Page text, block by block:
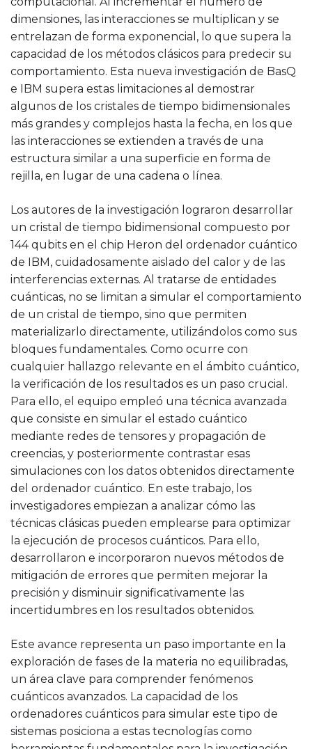
dimensiones, las interacciones se multiplican y se
entrelazan de forma exponencial, lo que supera la
capacidad de los métodos clásicos para predecir su
comportamiento. Esta nueva investigación de BasQ
e IBM supera estas limitaciones al demostrar
algunos de los cristales de tiempo bidimensionales
más grandes y complejos hasta la fecha, en los que
las interacciones se extienden a través de una
estructura similar a una superficie en forma de
rejilla, en lugar de una cadena o línea.
Los autores de la investigación lograron desarrollar
un cristal de tiempo bidimensional compuesto por
144 qubits en el chip Heron del ordenador cuántico
de IBM, cuidadosamente aislado del calor y de las
interferencias externas. Al tratarse de entidades
cuánticas, no se limitan a simular el comportamiento
de un cristal de tiempo, sino que permiten
materializarlo directamente, utilizándolos como sus
bloques fundamentales. Como ocurre con
cualquier hallazgo relevante en el ámbito cuántico,
la verificación de los resultados es un paso crucial.
Para ello, el equipo empleó una técnica avanzada
que consiste en simular el estado cuántico
mediante redes de tensores y propagación de
creencias, y posteriormente contrastar esas
simulaciones con los datos obtenidos directamente
del ordenador cuántico. En este trabajo, los
investigadores empiezan a analizar cómo las
técnicas clásicas pueden emplearse para optimizar
la ejecución de procesos cuánticos. Para ello,
desarrollaron e incorporaron nuevos métodos de
mitigación de errores que permiten mejorar la
precisión y disminuir significativamente las
incertidumbres en los resultados obtenidos.
Este avance representa un paso importante en la
exploración de fases de la materia no equilibradas,
un área clave para comprender fenómenos
cuánticos avanzados. La capacidad de los
ordenadores cuánticos para simular este tipo de
sistemas posiciona a estas tecnologías como